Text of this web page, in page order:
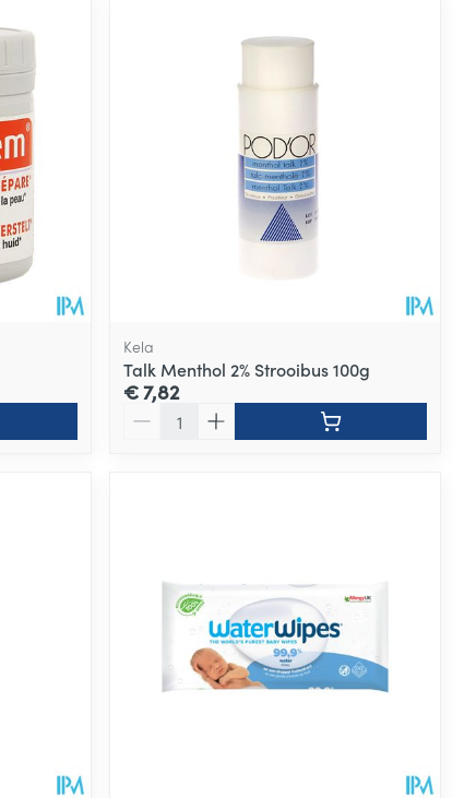
Kela
Talk Menthol 2% Strooibus 100g
€ 7,82